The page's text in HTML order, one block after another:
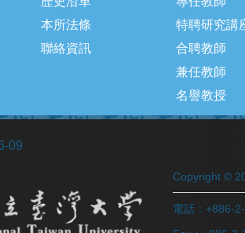
本所法條
聯絡資訊
特聘研究講
合聘教師
兼任教師
名譽教授
09
Copyright ©
電話：+886-